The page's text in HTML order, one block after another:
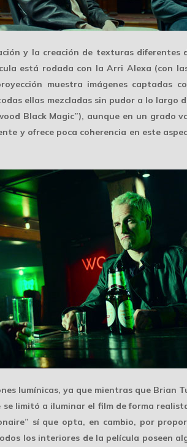
y la creación de texturas
está rodada con laArri Alexa (con
muestra imágenes captadas
ellas mezcladas sin pudor a lo largo
Black Magic”), aunque en un grado
y ofrece poca coherencia en este
lumínicas, ya que mientras que Brian
limitó a iluminar el film de forma
sí que opta, en cambio, por
los interiores de la película poseen